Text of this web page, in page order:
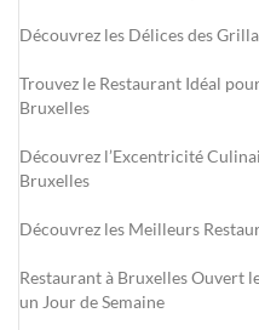
Découvrez les Délices des
Trouvez le Restaurant Idéal
Bruxelles
Découvrez l’Excentricité
Bruxelles
Découvrez les Meilleurs
Restaurant à Bruxelles Ouvert
un Jour de Semaine